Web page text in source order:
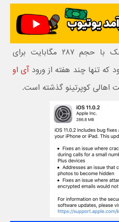
در حالی دومین آپدیت کوچک با حجم ۲۸۷ مگابایت برای
که تنها چند هفته از ورودآی او
کوپرتینو گذشته است.